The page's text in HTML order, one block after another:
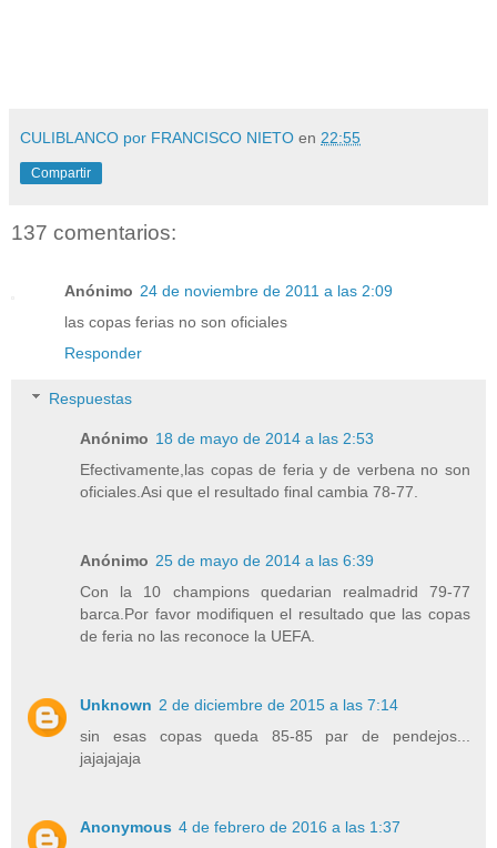
CULIBLANCO por FRANCISCO NIETO en 22:55
Compartir
137 comentarios:
Anónimo 24 de noviembre de 2011 a las 2:09
las copas ferias no son oficiales
Responder
Respuestas
Anónimo 18 de mayo de 2014 a las 2:53
Efectivamente,las copas de feria y de verbena no son
oficiales.Asi que el resultado final cambia 78-77.
Anónimo 25 de mayo de 2014 a las 6:39
Con la 10 champions quedarian realmadrid 79-77
barca.Por favor modifiquen el resultado que las copas
de feria no las reconoce la UEFA.
Unknown 2 de diciembre de 2015 a las 7:14
sin esas copas queda 85-85 par de pendejos...
jajajajaja
Anonymous 4 de febrero de 2016 a las 1:37